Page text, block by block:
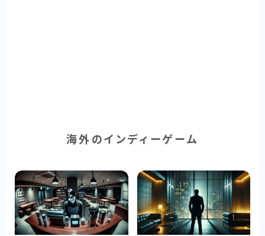
海外のインディーゲーム